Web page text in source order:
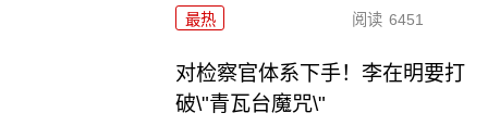
最热 阅读 6451
对检察官体系下手！李在明要打
破\"青瓦台魔咒\"